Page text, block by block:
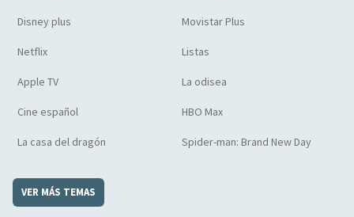
Disney plus Movistar Plus
Netflix Listas
Apple TV La odisea
Cine español HBO Max
La casa del dragón Spider-man: Brand New Day
VER MÁS TEMAS